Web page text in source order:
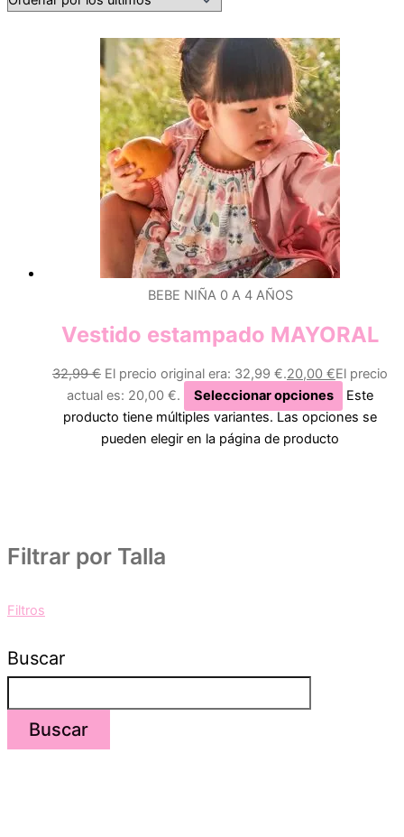
Filtrar por Talla
Filtros
Buscar
Buscar
BEBE NIÑA 0 A 4 AÑOS
Vestido estampado MAYORAL
32,99€ El precio original era: 32,99 €.20,00 €El precio
actual es: 20,00 €.
Seleccionar opciones
Este
producto tiene múltiples variantes. Las opciones se
pueden elegir en la página de producto